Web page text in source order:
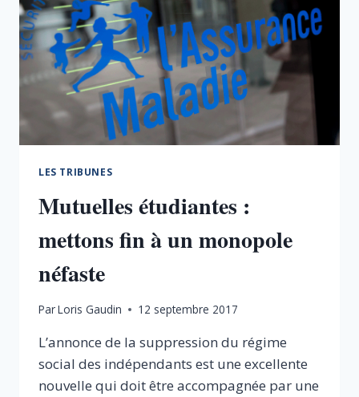
LES TRIBUNES
Mutuelles étudiantes :
mettons fin à un monopole
néfaste
ParLoris Gaudin 12 septembre 2017
L’annonce de la suppression du régime
social des indépendants est une excellente
nouvelle qui doit être accompagnée par une